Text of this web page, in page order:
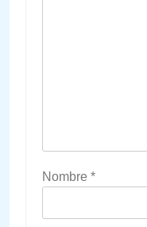
Nombre *